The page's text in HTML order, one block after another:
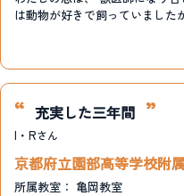
は動物が好きで飼っていました
充実した三年間
I・Rさん
京都府立園部高等学校附
所属教室： 亀岡教室